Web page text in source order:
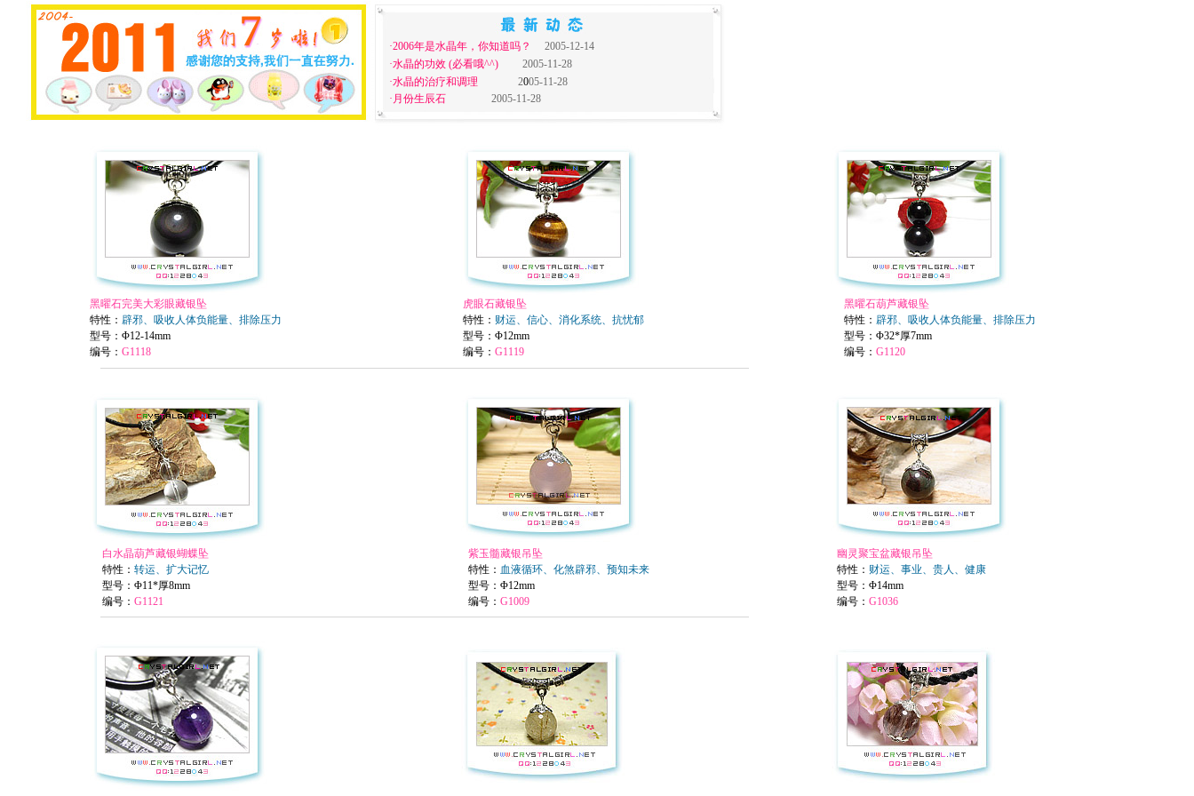
·2006年是水晶年，你知道吗？
2005-12-14
·水晶的功效 (必看哦^^)
2005-11-28
·水晶的治疗和调理
2005-11-28
·月份生辰石
2005-11-28
黑曜石完美大彩眼藏银坠
特性： 辟邪、吸收人体负能量、排除压力
型号：Φ12-14mm
编号： G1118
虎眼石藏银坠
特性： 财运、信心、消化系统、抗忧郁
型号 ：Φ12mm
编号： G1119
黑曜石葫芦藏银坠
特性： 辟邪、吸收人体负能量、排除压力
型号： Φ32*厚7mm
编号： G1120
白水晶葫芦藏银蝴蝶坠
特性： 转运、扩大记忆
型号：Φ11*厚8mm
编号： G1121
紫玉髓藏银吊坠
特性： 血液循环、化煞辟邪、预知未来
型号 ：Φ12mm
编号： G1009
幽灵聚宝盆藏银吊坠
特性： 财运、事业、贵人、健康
型号： Φ14mm
编号： G1036